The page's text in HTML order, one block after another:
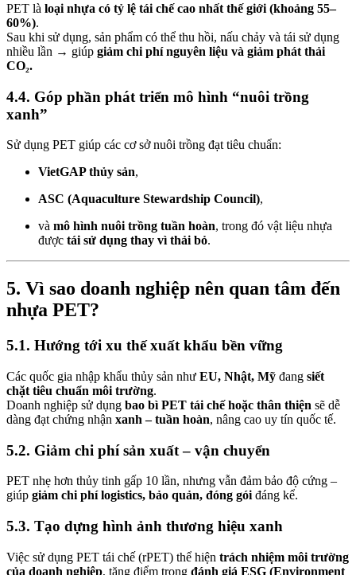
PET là loại nhựa có tỷ lệ tái chế cao nhất thế giới (khoảng 55–
60%).
Sau khi sử dụng, sản phẩm có thể thu hồi, nấu chảy và tái sử dụng
nhiều lần → giúp giảm chi phí nguyên liệu và giảm phát thải
CO₂.
4.4. Góp phần phát triển mô hình “nuôi trồng
xanh”
Sử dụng PET giúp các cơ sở nuôi trồng đạt tiêu chuẩn:
VietGAP thủy sản,
ASC (Aquaculture Stewardship Council),
và mô hình nuôi trồng tuần hoàn, trong đó vật liệu nhựa
được tái sử dụng thay vì thải bỏ.
5. Vì sao doanh nghiệp nên quan tâm đến
nhựa PET?
5.1. Hướng tới xu thế xuất khẩu bền vững
Các quốc gia nhập khẩu thủy sản như EU, Nhật, Mỹ đang siết
chặt tiêu chuẩn môi trường.
Doanh nghiệp sử dụng bao bì PET tái chế hoặc thân thiện sẽ dễ
dàng đạt chứng nhận xanh – tuần hoàn, nâng cao uy tín quốc tế.
5.2. Giảm chi phí sản xuất – vận chuyển
PET nhẹ hơn thủy tinh gấp 10 lần, nhưng vẫn đảm bảo độ cứng –
giúp giảm chi phí logistics, bảo quản, đóng gói đáng kể.
5.3. Tạo dựng hình ảnh thương hiệu xanh
Việc sử dụng PET tái chế (rPET) thể hiện trách nhiệm môi trường
của doanh nghiệp, tăng điểm trong đánh giá ESG (Environment